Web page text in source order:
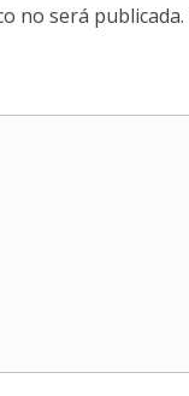
no será publicada.